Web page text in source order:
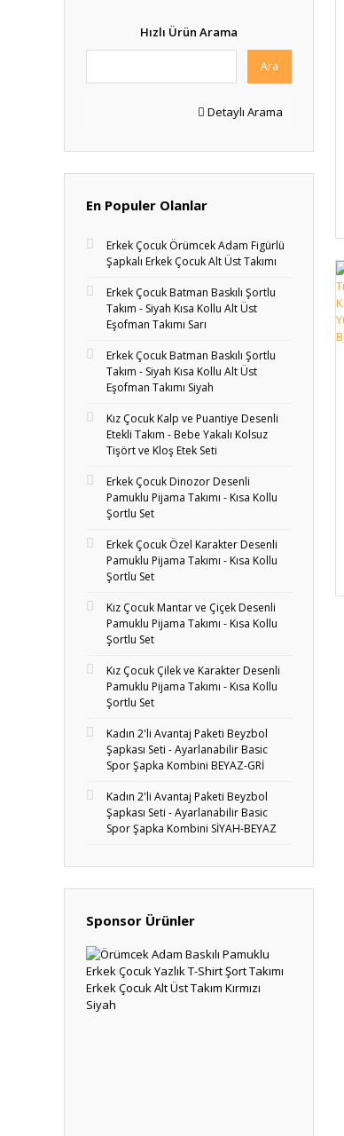
Hızlı Ürün Arama
Ara
Detaylı Arama
En Populer Olanlar
Erkek Çocuk Örümcek Adam Figürlü
Şapkalı Erkek Çocuk Alt Üst Takımı
Erkek Çocuk Batman Baskılı Şortlu
Takım - Siyah Kısa Kollu Alt Üst
Eşofman Takımı Sarı
Erkek Çocuk Batman Baskılı Şortlu
Takım - Siyah Kısa Kollu Alt Üst
Eşofman Takımı Siyah
Kız Çocuk Kalp ve Puantiye Desenli
Etekli Takım - Bebe Yakalı Kolsuz
Tişört ve Kloş Etek Seti
Erkek Çocuk Dinozor Desenli
Pamuklu Pijama Takımı - Kısa Kollu
Şortlu Set
Erkek Çocuk Özel Karakter Desenli
Pamuklu Pijama Takımı - Kısa Kollu
Şortlu Set
Kız Çocuk Mantar ve Çiçek Desenli
Pamuklu Pijama Takımı - Kısa Kollu
Şortlu Set
Kız Çocuk Çilek ve Karakter Desenli
Pamuklu Pijama Takımı - Kısa Kollu
Şortlu Set
Kadın 2'li Avantaj Paketi Beyzbol
Şapkası Seti - Ayarlanabilir Basic
Spor Şapka Kombini BEYAZ-GRİ
Kadın 2'li Avantaj Paketi Beyzbol
Şapkası Seti - Ayarlanabilir Basic
Spor Şapka Kombini SİYAH-BEYAZ
Sponsor Ürünler